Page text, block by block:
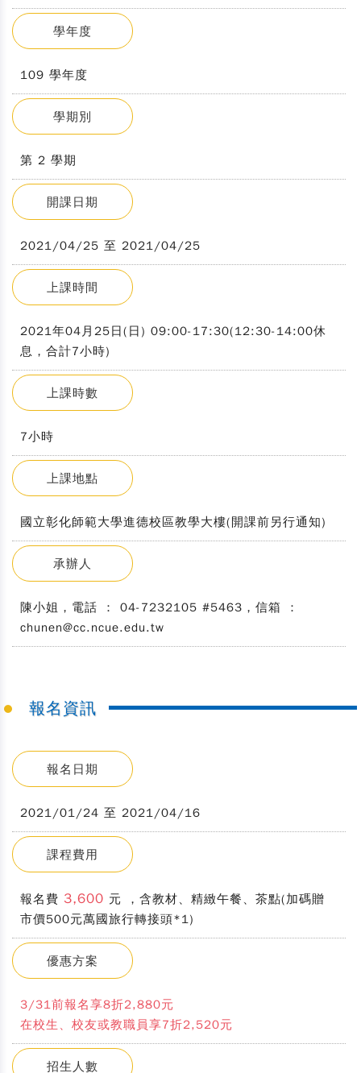
學年度
109 學年度
學期別
第 2 學期
開課日期
2021/04/25 至 2021/04/25
上課時間
2021年04月25日(日) 09:00-17:30(12:30-14:00休
息，合計7小時)
上課時數
7小時
上課地點
國立彰化師範大學進德校區教學大樓(開課前另行通知)
承辦人
陳小姐，電話 ： 04-7232105 #5463，信箱 ：
chunen@cc.ncue.edu.tw
報名資訊
報名日期
2021/01/24 至 2021/04/16
課程費用
報名費 3,600 元 ，含教材、精緻午餐、茶點(加碼贈
市價500元萬國旅行轉接頭*1)
優惠方案
3/31前報名享8折2,880元
在校生、校友或教職員享7折2,520元
招生人數